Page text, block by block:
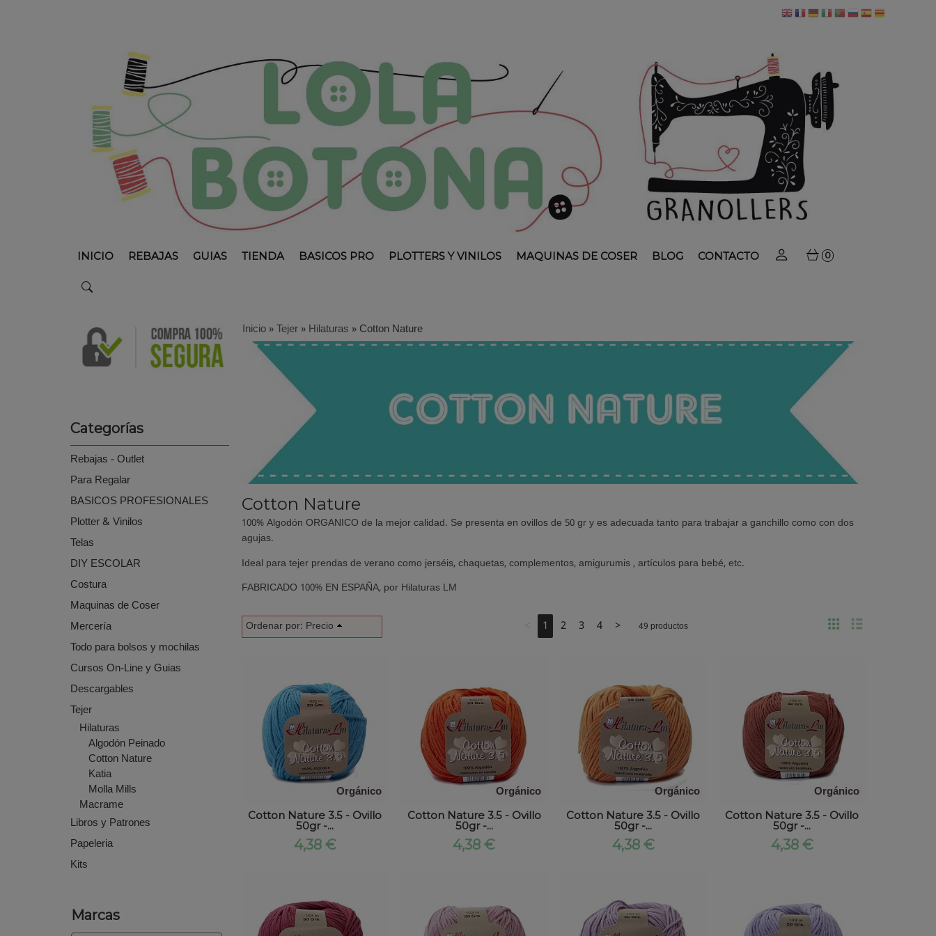
INICIO REBAJAS GUIAS TIENDA BASICOS PRO PLOTTERS Y VINILOS MAQUINAS DE COSER BLOG CONTACTO 0
Categorías
Rebajas - Outlet
Para Regalar
BASICOS PROFESIONALES
Plotter & Vinilos
Telas
DIY ESCOLAR
Costura
Maquinas de Coser
Mercería
Todo para bolsos y mochilas
Cursos On-Line y Guias
Descargables
Tejer
Hilaturas
Algodón Peinado
Cotton Nature
Katia
Molla Mills
Macrame
Libros y Patrones
Papeleria
Kits
Marcas
Inicio»Tejer»Hilaturas »Cotton Nature
Cotton Nature
100% Algodón ORGANICO de la mejor calidad. Se presenta en ovillos de 50 gr y es adecuada tanto para trabajar a ganchillo como con dos
agujas.
Ideal para tejer prendas de verano como jerséis, chaquetas, complementos, amigurumis , artículos para bebé, etc.
FABRICADO 100% EN ESPAÑA, por Hilaturas LM
Ordenar por: Precio 1 2 3 4 > 49 productos
Orgánico
Cotton Nature 3.5 - Ovillo
50gr -...
4,38 €
Orgánico
Cotton Nature 3.5 - Ovillo
50gr -...
4,38 €
Orgánico
Cotton Nature 3.5 - Ovillo
50gr -...
4,38 €
Orgánico
Cotton Nature 3.5 - Ovillo
50gr -...
4,38 €